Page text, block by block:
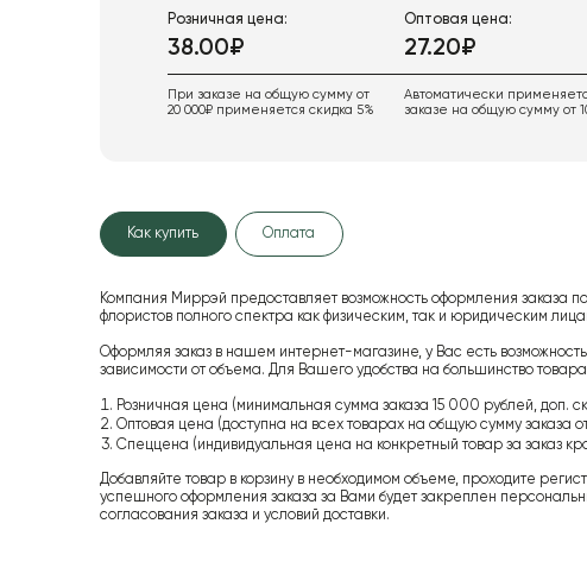
Розничная цена:
38.00₽
При заказе на общую сумму от
20 000₽ применяется скидка 5%
Оптовая цена:
27.20₽
Автоматически
заказе на общую сумму от
Как купить Оплата
Компания Миррэй предоставляет возможность оформления заказа
флористов полного спектра как физическим, так и юридическим
Оформляя заказ в нашем интернет-магазине, у Вас есть
зависимости от объема. Для Вашего удобства на большинство
Розничная цена (минимальная сумма заказа 15 000 рублей, доп.
Оптовая цена (доступна на всех товарах на общую сумму заказа
Спеццена (индивидуальная цена на конкретный товар за заказ
Добавляйте товар в корзину в необходимом объеме, проходите
успешного оформления заказа за Вами будет закреплен
согласования заказа и условий доставки.